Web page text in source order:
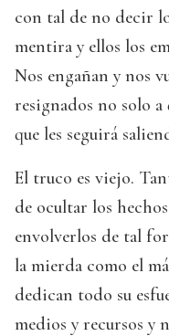
con tal de no decir
mentira y ellos los
Nos engañan y nos
resignados no solo
que les seguirá
El truco es viejo.
de ocultar los
envolverlos de tal
la mierda como el
dedican todo su
medios y recursos y